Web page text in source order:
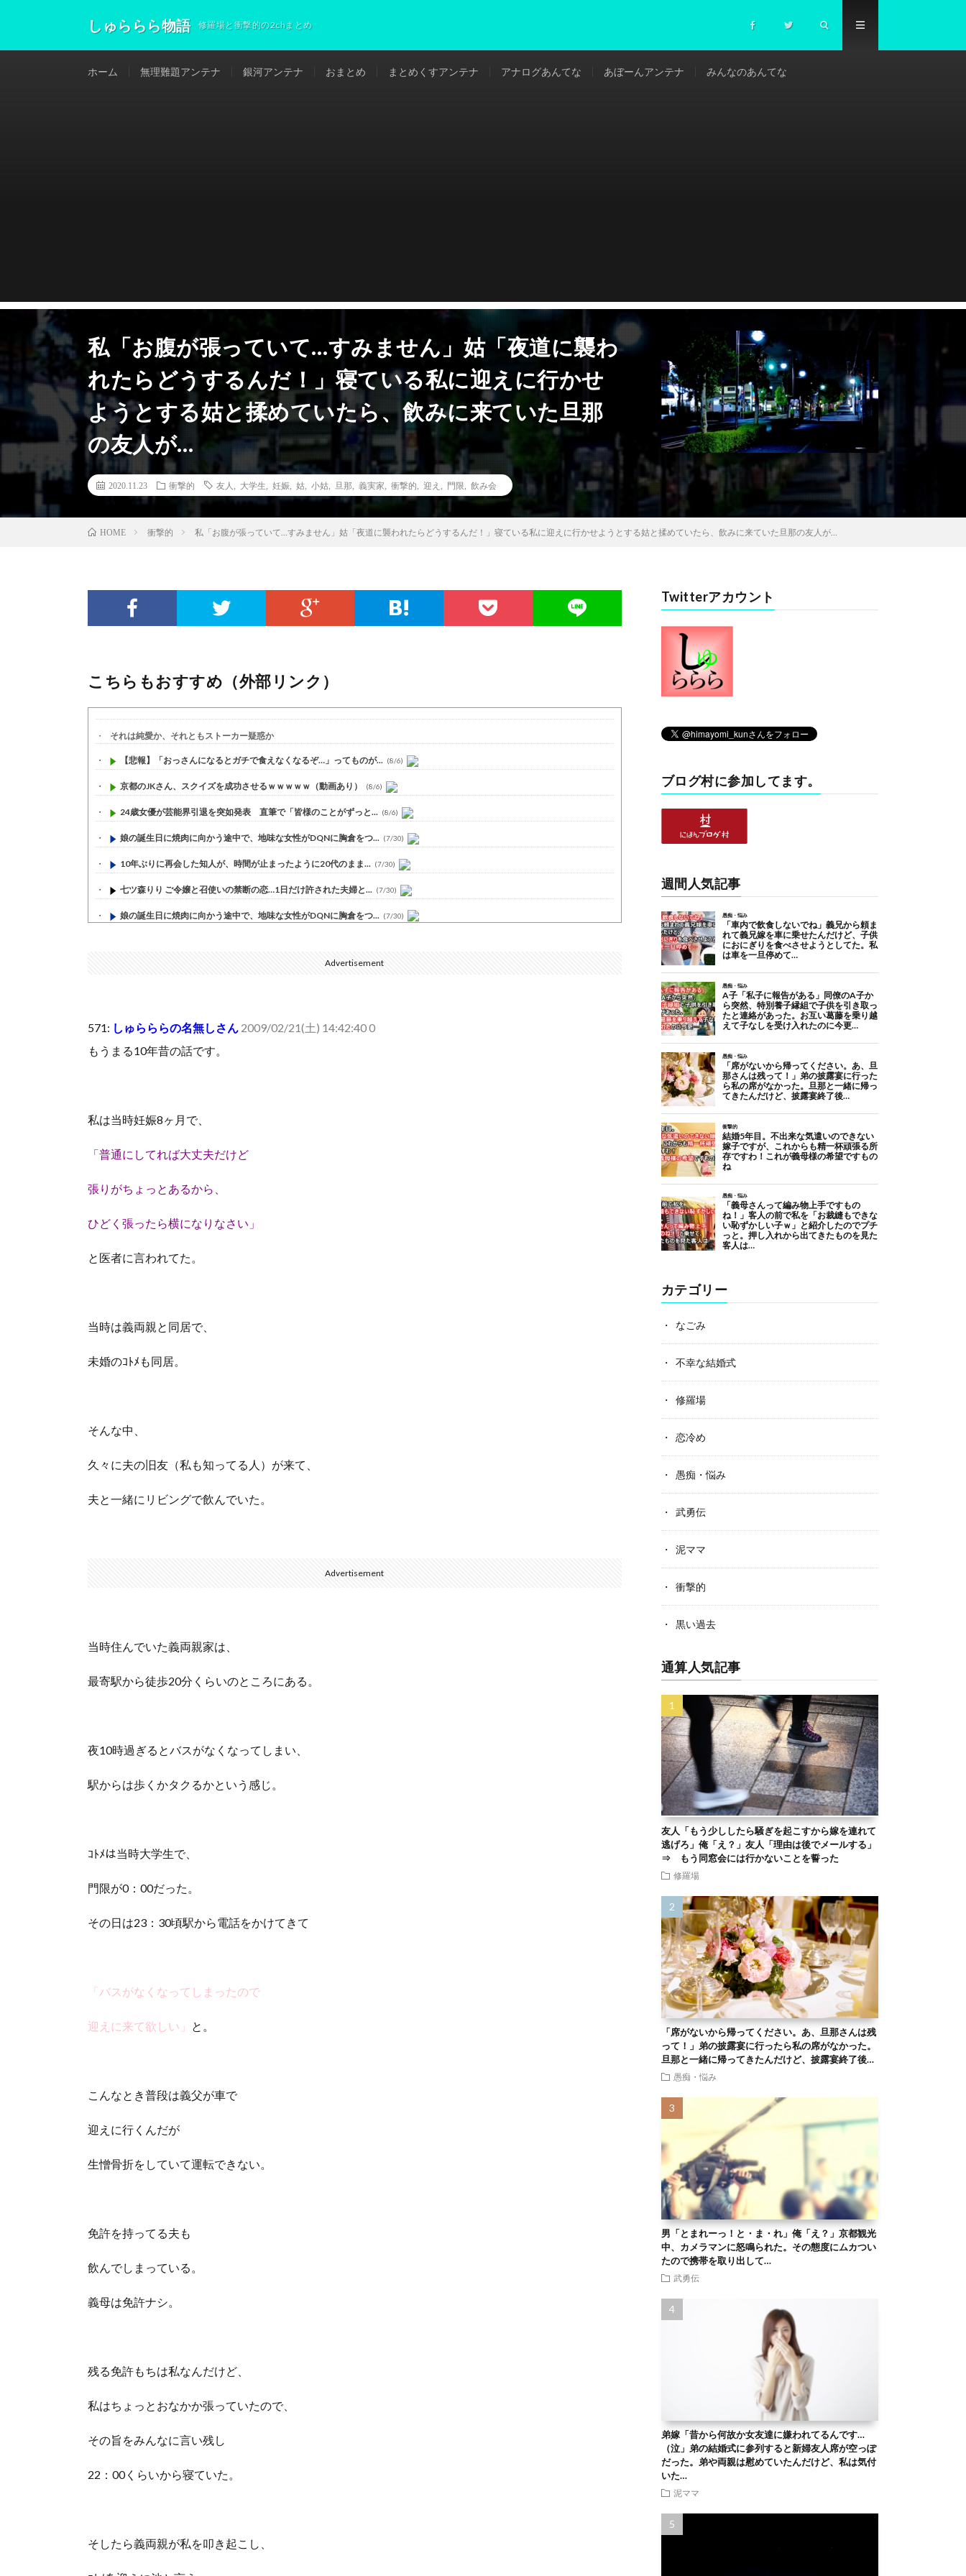
しゅららら物語 修羅場と衝撃的の2chまとめ
ホーム 無理難題アンテナ 銀河アンテナ おまとめ まとめくすアンテナ アナログあんてな あぼーんアンテナ みんなのあんてな
私「お腹が張っていて…すみません」姑「夜道に襲わ
れたらどうするんだ！」寝ている私に迎えに行かせ
ようとする姑と揉めていたら、飲みに来ていた旦那
の友人が…
2020.11.23 衝撃的 友人 大学生 妊娠 姑 小姑 旦那 義実家 衝撃的 迎え 門限 飲み会
HOME 衝撃的 私「お腹が張っていて…すみません」姑「夜道に襲われたらどうするんだ！」寝ている私に迎えに行かせようとする姑と揉めていたら、飲みに来ていた旦那の友人が…
こちらもおすすめ（外部リンク）
それは純愛か、それともストーカー疑惑か
【悲報】「おっさんになるとガチで食えなくなるぞ…」ってものが... (8/6)
京都のJKさん、スクイズを成功させるｗｗｗｗｗ（動画あり） (8/6)
24歳女優が芸能界引退を突如発表 直筆で「皆様のことがずっと... (8/6)
娘の誕生日に焼肉に向かう途中で、地味な女性がDQNに胸倉をつ... (7/30)
10年ぶりに再会した知人が、時間が止まったように20代のまま... (7/30)
七ツ森りり ご令嬢と召使いの禁断の恋…1日だけ許された夫婦と... (7/30)
娘の誕生日に焼肉に向かう途中で、地味な女性がDQNに胸倉をつ... (7/30)
可愛い彼女が部屋に入ってきた。もしかしてニンジャ？→スタイリ...
Advertisement
571: しゅらららの名無しさん 2009/02/21(土) 14:42:40 0
もうまる10年昔の話です。
私は当時妊娠8ヶ月で、
「普通にしてれば大丈夫だけど
張りがちょっとあるから、
ひどく張ったら横になりなさい」
と医者に言われてた。
当時は義両親と同居で、
未婚のｺﾄﾒも同居。
そんな中、
久々に夫の旧友（私も知ってる人）が来て、
夫と一緒にリビングで飲んでいた。
Advertisement
当時住んでいた義両親家は、
最寄駅から徒歩20分くらいのところにある。
夜10時過ぎるとバスがなくなってしまい、
駅からは歩くかタクるかという感じ。
ｺﾄﾒは当時大学生で、
門限が0：00だった。
その日は23：30頃駅から電話をかけてきて
「バスがなくなってしまったので
迎えに来て欲しい」 と。
こんなとき普段は義父が車で
迎えに行くんだが
生憎骨折をしていて運転できない。
免許を持ってる夫も
飲んでしまっている。
義母は免許ナシ。
残る免許もちは私なんだけど、
私はちょっとおなかか張っていたので、
その旨をみんなに言い残し
22：00くらいから寝ていた。
そしたら義両親が私を叩き起こし、
Twitterアカウント
ブログ村に参加してます。
週間人気記事
カテゴリー
なごみ
不幸な結婚式
修羅場
恋冷め
愚痴・悩み
武勇伝
泥ママ
衝撃的
黒い過去
通算人気記事
友人「もう少ししたら騒ぎを起こすから嫁を連れて
逃げろ」俺「え？」友人「理由は後でメールする」
⇒ もう同窓会には行かないことを誓った
修羅場
「席がないから帰ってください。あ、旦那さんは残
って！」弟の披露宴に行ったら私の席がなかった。
旦那と一緒に帰ってきたんだけど、披露宴終了後…
愚痴・悩み
男「とまれーっ！と・ま・れ」俺「え？」京都観光
中、カメラマンに怒鳴られた。その態度にムカつい
たので携帯を取り出して…
武勇伝
弟嫁「昔から何故か女友達に嫌われてるんです…
（泣」弟の結婚式に参列すると新婦友人席が空っぽ
だった。弟や両親は慰めていたんだけど、私は気付
いた…
泥ママ